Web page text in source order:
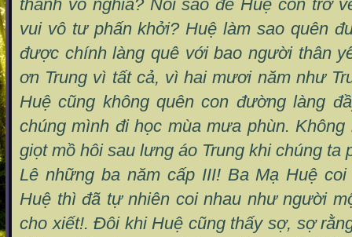
thành vô nghĩa? Nói sao để Huệ còn trở
vui vô tư phấn khởi? Huệ làm sao quên
được chính làng quê với bao người thân
ơn Trung vì tất cả, vì hai mươi năm như
Huệ cũng không quên con đường làng
chúng mình đi học mùa mưa phùn.
giọt mồ hôi sau lưng áo Trung khi chúng ta
Lê những ba năm cấp III! Ba Mạ Huệ
Huệ thì đã tự nhiên coi nhau như người
cho xiết!. Đôi khi Huệ cũng thấy sợ, sợ